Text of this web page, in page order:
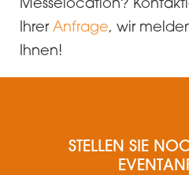
IhrerAnfrage, wir
Ihnen!
STELLEN SIE